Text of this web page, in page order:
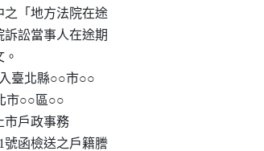
之「地方法院在途
訴訟當事人在途期
入臺北縣○○市○○
市○○區○○
市戶政事務
號函檢送之戶籍謄